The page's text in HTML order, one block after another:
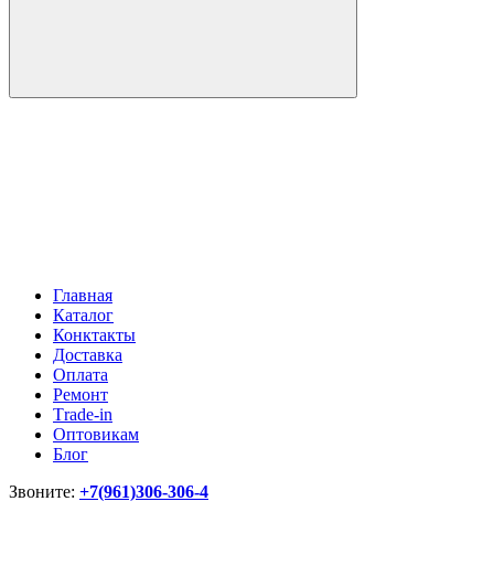
Главная
Каталог
Конктакты
Доставка
Оплата
Ремонт
Тrade-in
Оптовикам
Блог
Звоните: +7(961)306-306-4